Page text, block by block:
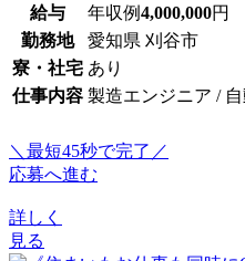
給与 年収例4,000,000円
勤務地
愛知県 刈谷市
寮・社宅 あり
仕事内容 製造エンジニア /
＼最短45秒で完了／
応募へ進む
詳しく
見る